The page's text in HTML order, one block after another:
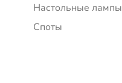
Настольные лампы
Споты